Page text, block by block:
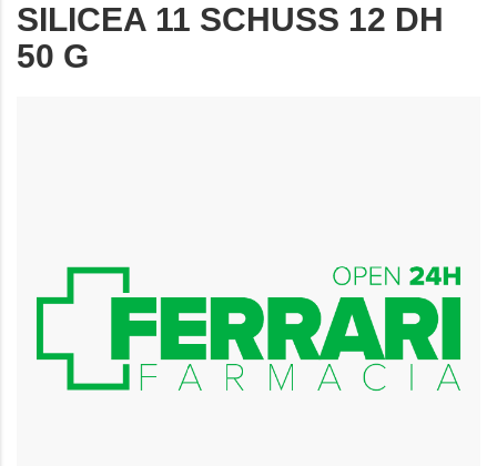
SILICEA 11 SCHUSS 12 DH
50 G